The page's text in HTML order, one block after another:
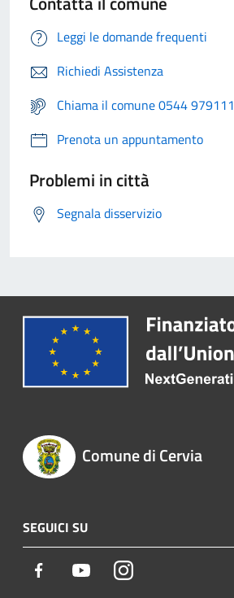
Leggi le domande frequenti
Richiedi Assistenza
Chiama il comune 0544 979111
Prenota un appuntamento
Problemi in città
Segnala disservizio
Comune di Cervia
SEGUICI SU
Facebook YoutubeInstagram